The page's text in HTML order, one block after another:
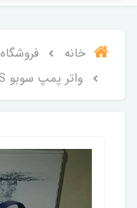
خانه فروشگاه
واتر پمپ سوبو WP-400S